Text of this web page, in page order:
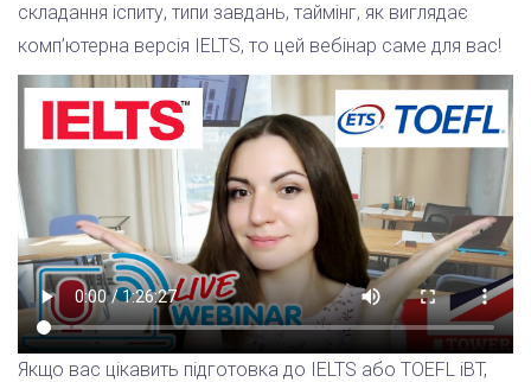
складання іспиту, типи завдань, таймінг, як виглядає
комп’ютерна версія IELTS, то цей вебінар саме для вас!
Якщо вас цікавить підготовка до IELTS або TOEFL iBT,